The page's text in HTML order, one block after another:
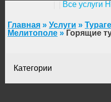
Все услуги
Главная » Услуги »
Мелитополе » Горящие
Категории